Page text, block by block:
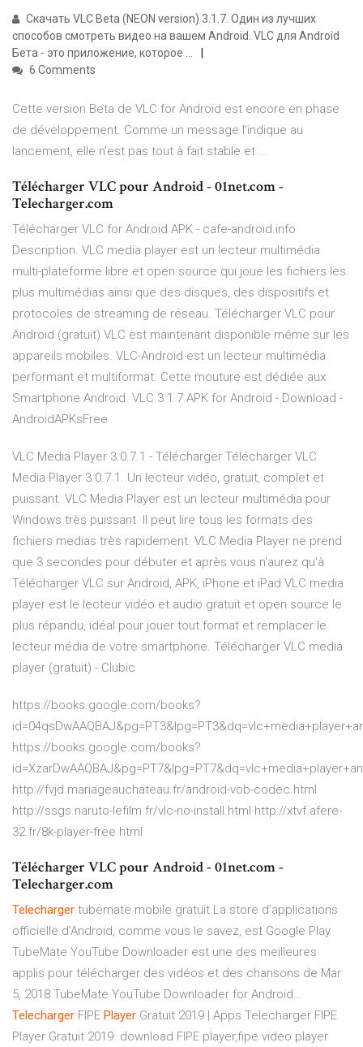
Скачать VLC Beta (NEON version) 3.1.7. Один из лучших
способов смотреть видео на вашем Android. VLC для Android
Бета - это приложение, которое ...
6 Comments
Cette version Beta de VLC for Android est encore en phase
de développement. Comme un message l'indique au
lancement, elle n'est pas tout à fait stable et ...
Télécharger VLC pour Android - 01net.com -
Telecharger.com
Télécharger VLC for Android APK - cafe-android.info
Description. VLC media player est un lecteur multimédia
multi-plateforme libre et open source qui joue les fichiers les
plus multimédias ainsi que des disques, des dispositifs et
protocoles de streaming de réseau. Télécharger VLC pour
Android (gratuit) VLC est maintenant disponible même sur les
appareils mobiles. VLC-Android est un lecteur multimédia
performant et multiformat. Cette mouture est dédiée aux
Smartphone Android. VLC 3.1.7 APK for Android - Download -
AndroidAPKsFree
VLC Media Player 3.0.7.1 - Télécharger Télécharger VLC
Media Player 3.0.7.1. Un lecteur vidéo, gratuit, complet et
puissant. VLC Media Player est un lecteur multimédia pour
Windows très puissant. Il peut lire tous les formats des
fichiers medias très rapidement. VLC Media Player ne prend
que 3 secondes pour débuter et après vous n'aurez qu'à
Télécharger VLC sur Android, APK, iPhone et iPad VLC media
player est le lecteur vidéo et audio gratuit et open source le
plus répandu, idéal pour jouer tout format et remplacer le
lecteur média de votre smartphone. Télécharger VLC media
player (gratuit) - Clubic
https://books.google.com/books?
https://books.google.com/books?
http://fvjd.mariageauchateau.fr/android-vob-codec.html
http://ssgs.naruto-lefilm.fr/vlc-no-install.html http://xtvf.afere-
32.fr/8k-player-free.html
Télécharger VLC pour Android - 01net.com -
Telecharger.com
Telecharger tubemate mobile gratuit La store d’applications
officielle d’Android, comme vous le savez, est Google Play.
TubeMate YouTube Downloader est une des meilleures
applis pour télécharger des vidéos et des chansons de Mar
5, 2018 TubeMate YouTube Downloader for Android…
Telecharger FIPE Player Gratuit 2019 | Apps Telecharger FIPE
Player Gratuit 2019. download FIPE player,fipe video player